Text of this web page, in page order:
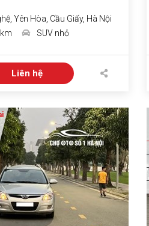
Yên Hòa, Cầu Giấy, Hà Nội
SUV nhỏ
Liên hệ